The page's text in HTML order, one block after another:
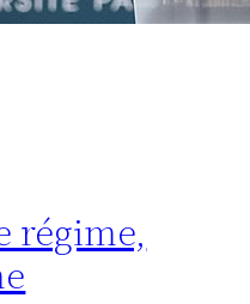
régime,